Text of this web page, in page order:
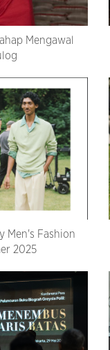
Mengawal
Men's Fashion
2025